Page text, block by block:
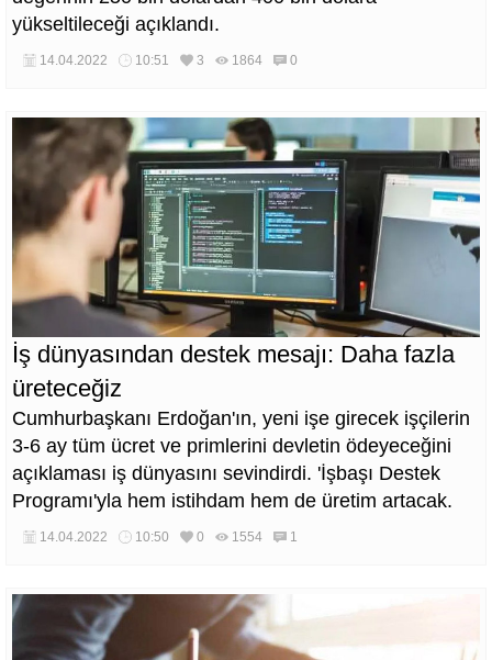
yükseltileceği açıklandı.
14.04.2022 10:51 3 1864 0
İş dünyasından destek mesajı: Daha fazla
üreteceğiz
Cumhurbaşkanı Erdoğan'ın, yeni işe girecek işçilerin
3-6 ay tüm ücret ve primlerini devletin ödeyeceğini
açıklaması iş dünyasını sevindirdi. 'İşbaşı Destek
Programı'yla hem istihdam hem de üretim artacak.
14.04.2022 10:50 0 1554 1